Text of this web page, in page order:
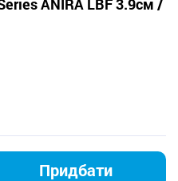
Придбати